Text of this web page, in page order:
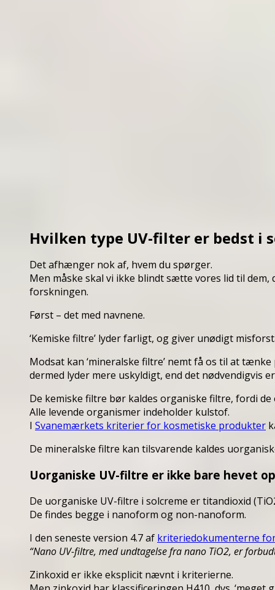
Hvilken type UV-filter er bedst i
Det afhænger nok af, hvem du spørger.
Men måske skal vi ikke blindt sætte vores lid til
forskningen.
Først – det med navnene.
‘Kemiske filtre’ lyder farligt, og giver unødigt
Modsat kan ‘mineralske filtre’ nemt få os til at
dermed lyder mere uskyldigt, end det nødvendigvis
De kemiske filtre bør kaldes organiske filtre, fordi
Alle levende organismer indeholder kulstof.
I Svanemærkets kriterier for kosmetiske produkter
De mineralske filtre kan tilsvarende kaldes
Uorganiske UV-filtre er ikke bare hevet
De uorganiske UV-filtre i solcreme er titandioxid
De findes begge i nanoform og non-nanoform.
I den seneste version 4.7 af kriteriedokumenterne
“Nano UV-filtre, med undtagelse fra nano TiO2, er
Zinkoxid er ikke eksplicit nævnt i kriterierne.